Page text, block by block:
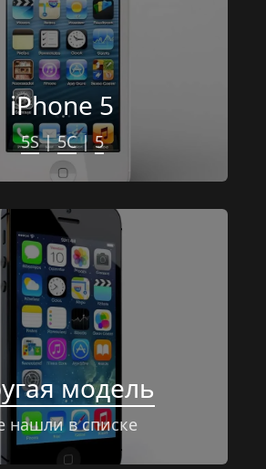
iPhone 5
5S | 5C | 5
модель
нашли в списке